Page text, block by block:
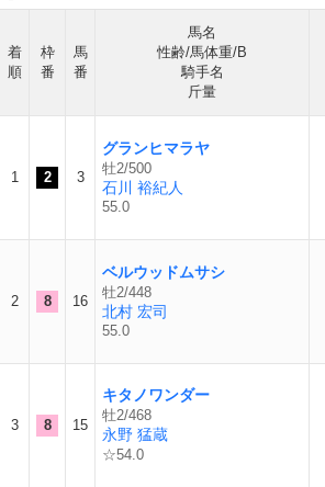
着
順
枠
番
馬
番
馬名
性齢/馬体重/B
騎手名
斤量
1 2 3
グランヒマラヤ
牡2/500
石川 裕紀人
55.0
2 8 16
ベルウッドムサシ
牡2/448
北村 宏司
55.0
3 8 15
キタノワンダー
牡2/468
永野 猛蔵
☆54.0